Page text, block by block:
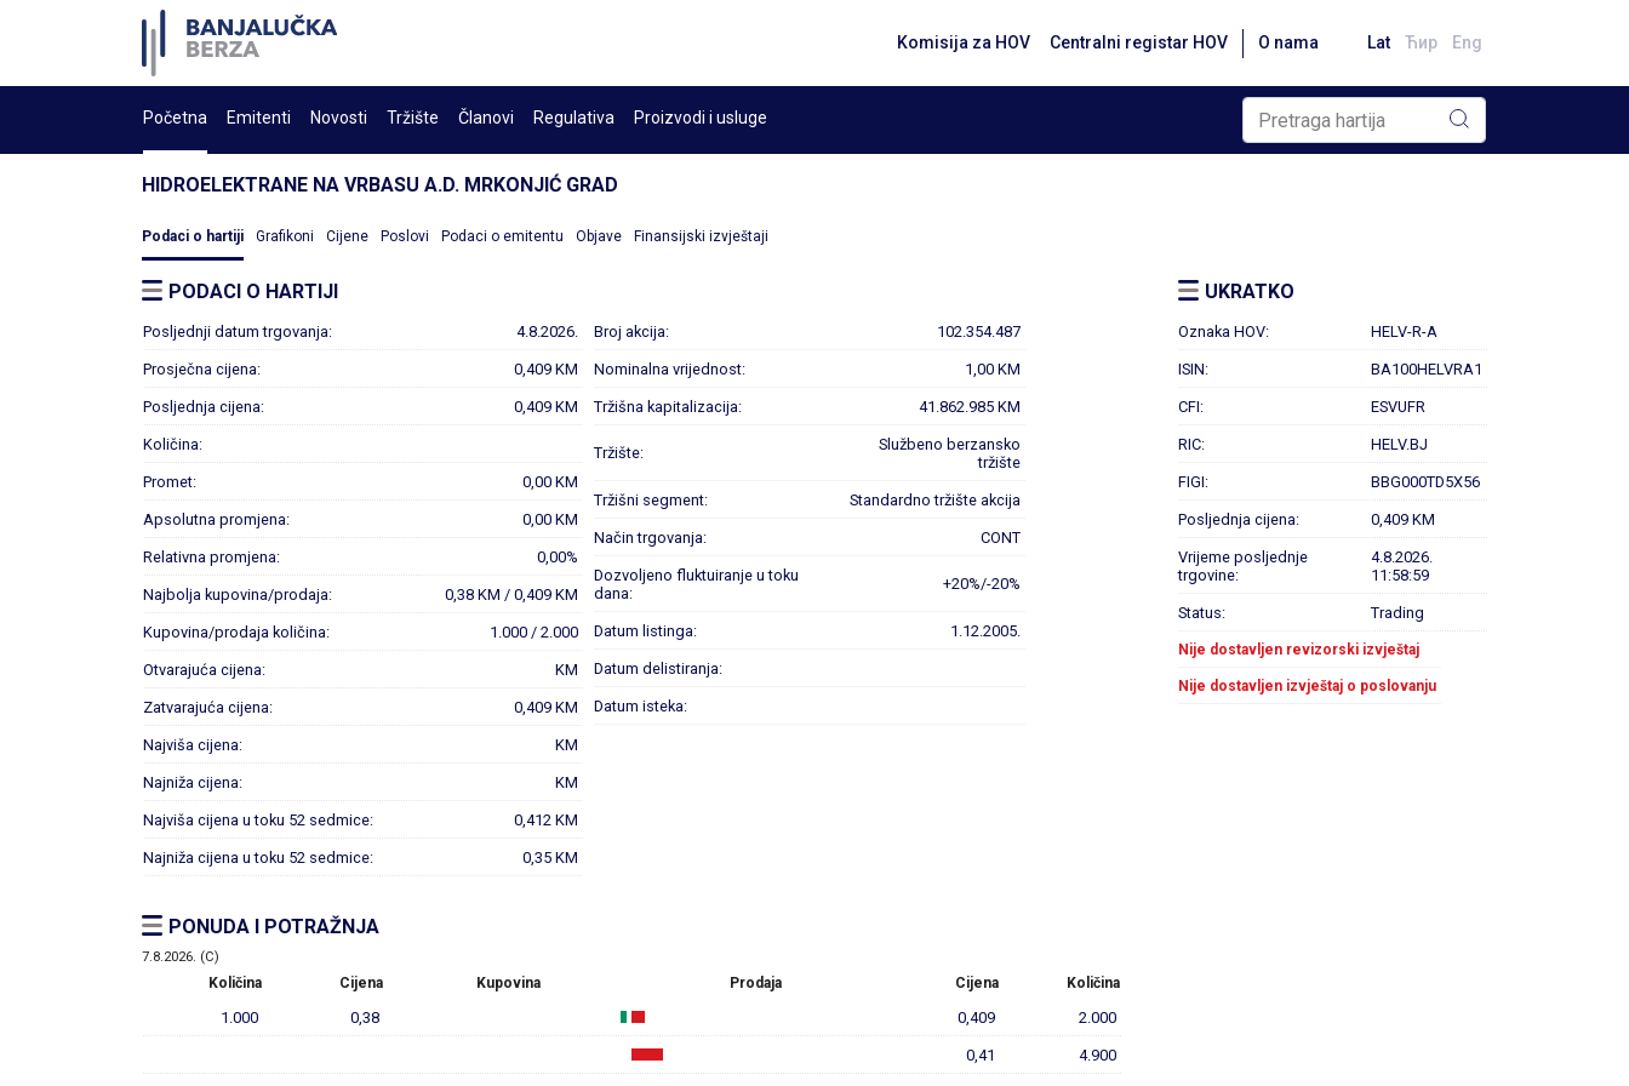
Komisija za HOV Centralni registar HOV O nama Lat Ћир Eng
Početna Emitenti Novosti Tržište Članovi Regulativa Proizvodi i usluge
HIDROELEKTRANE NA VRBASU A.D. MRKONJIĆ GRAD
Podaci o hartiji Grafikoni Cijene Poslovi Podaci o emitentu Objave Finansijski izvještaji
PODACI O HARTIJI
Posljednji datum trgovanja: 4.8.2026.
Prosječna cijena: 0,409 KM
Posljednja cijena: 0,409 KM
Količina:
Promet: 0,00 KM
Apsolutna promjena: 0,00 KM
Relativna promjena: 0,00%
Najbolja kupovina/prodaja: 0,38 KM / 0,409 KM
Kupovina/prodaja količina: 1.000 / 2.000
Otvarajuća cijena: KM
Zatvarajuća cijena: 0,409 KM
Najviša cijena: KM
Najniža cijena: KM
Najviša cijena u toku 52 sedmice: 0,412 KM
Najniža cijena u toku 52 sedmice: 0,35 KM
Broj akcija: 102.354.487
Nominalna vrijednost: 1,00 KM
Tržišna kapitalizacija: 41.862.985 KM
Tržište:
Službeno berzansko
tržište
Tržišni segment: Standardno tržište akcija
Način trgovanja: CONT
Dozvoljeno fluktuiranje u toku
dana:
+20%/-20%
Datum listinga: 1.12.2005.
Datum delistiranja:
Datum isteka:
UKRATKO
Oznaka HOV: HELV-R-A
ISIN: BA100HELVRA1
CFI: ESVUFR
RIC: HELV.BJ
FIGI: BBG000TD5X56
Posljednja cijena: 0,409 KM
Vrijeme posljednje
trgovine:
4.8.2026.
11:58:59
Status: Trading
Nije dostavljen revizorski izvještaj
Nije dostavljen izvještaj o poslovanju
PONUDA I POTRAŽNJA
7.8.2026. (C)
Količina Cijena Kupovina Prodaja Cijena Količina
1.000 0,38 0,409 2.000
0,41 4.900